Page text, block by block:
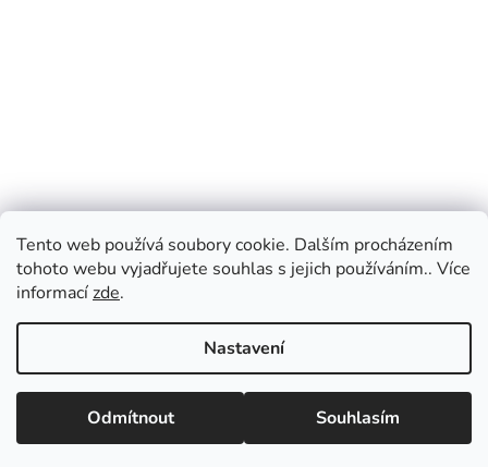
Tento web používá soubory cookie. Dalším procházením
tohoto webu vyjadřujete souhlas s jejich používáním.. Více
informacízde.
Nastavení
Odmítnout Souhlasím
Vážení zákazníci, v případě dotazů vás prosíme
o přednostní e-mailovou komunikaci, kterou
vyřizujeme průběžně po celý den. Pokud
upřednostňujete telefonický kontakt, napište